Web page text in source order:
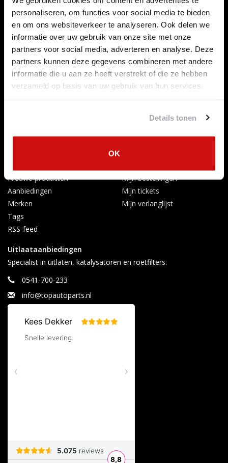
personaliseren, om functies voor social media te bieden
en om ons websiteverkeer te analyseren. Ook delen we
informatie over uw gebruik van onze site met onze
partners voor social media, adverteren en analyse. Deze
partners kunnen deze gegevens combineren met andere
informatie die u aan ze heeft verstrekt of die ze hebben
verzameld op basis van uw gebruik van hun services.
Details tonen
OK
Contact opnemen
Over ons
Betaalmethoden
Algemene voorwaarden
Herroepingsrecht
Privacy Policy
Verzenden & retourneren
Nieuwe producten
Aanbiedingen
Merken
Tags
RSS-feed
Mijn bestellingen
Mijn tickets
Mijn verlanglijst
Uitlaataanbiedingen
Specialist in uitlaten, katalysatoren en roetfilters.
0541-700-233
info@topautoparts.nl